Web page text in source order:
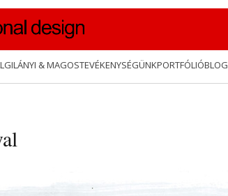
GILÁNYI & MAGOSTEVÉKENYSÉGÜNKPORTFÓLIÓBLOG